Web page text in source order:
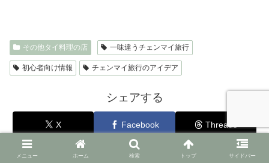
その他タイ料理の店 一味違うチェンマイ旅行
初心者向け情報 チェンマイ旅行のアイデア
シェアする
X Facebook Threads
LINE コピー
メニュー ホーム 検索 トップ サイドバー